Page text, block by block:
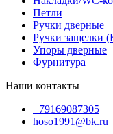
Петли
Ручки дверные
Ручки защелки
Упоры дверные
Фурнитура
Наши контакты
+79169087305
hoso1991@bk.ru